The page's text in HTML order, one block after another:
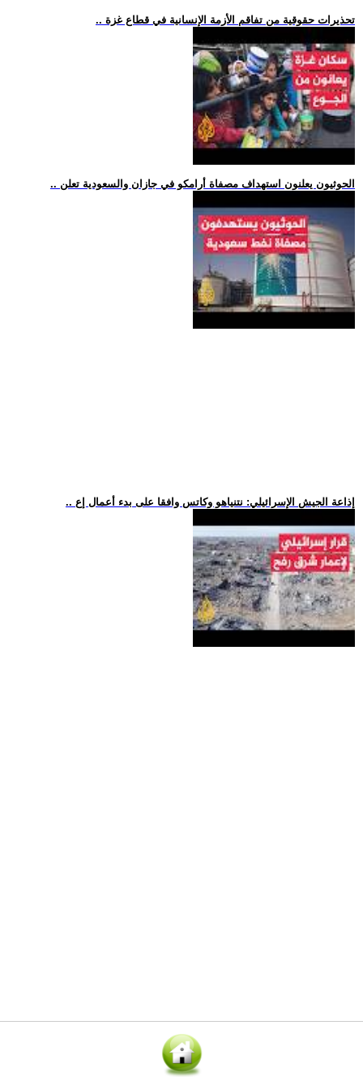
.. تحذيرات حقوقية من تفاقم الأزمة الإنسانية في قطاع غزة
.. الحوثيون يعلنون استهداف مصفاة أرامكو في جازان والسعودية تعلن
.. إذاعة الجيش الإسرائيلي: نتنياهو وكاتس وافقا على بدء أعمال إع